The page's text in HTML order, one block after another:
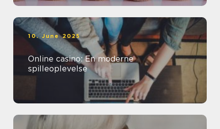
10. June 2025
Online casino: En moderne
spilleoplevelse